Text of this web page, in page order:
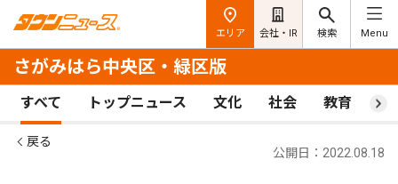
エリア 会社・IR 検索 Menu
さがみはら中央区・緑区版
すべて トップニュース 文化 社会 教育 ス
戻る
公開日：2022.08.18